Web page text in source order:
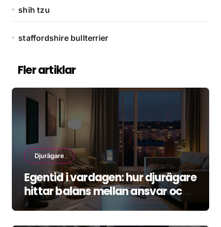
shih tzu
staffordshire bullterrier
Fler artiklar
Djurägare
Egentid i vardagen: hur djurägare
hittar balans mellan ansvar och
återhämtning